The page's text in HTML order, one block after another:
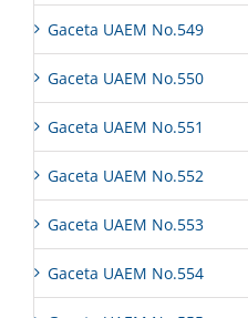
Gaceta UAEM No.549
Gaceta UAEM No.550
Gaceta UAEM No.551
Gaceta UAEM No.552
Gaceta UAEM No.553
Gaceta UAEM No.554